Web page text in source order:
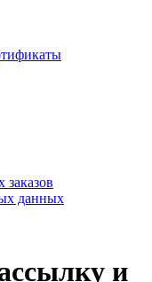
данных
и